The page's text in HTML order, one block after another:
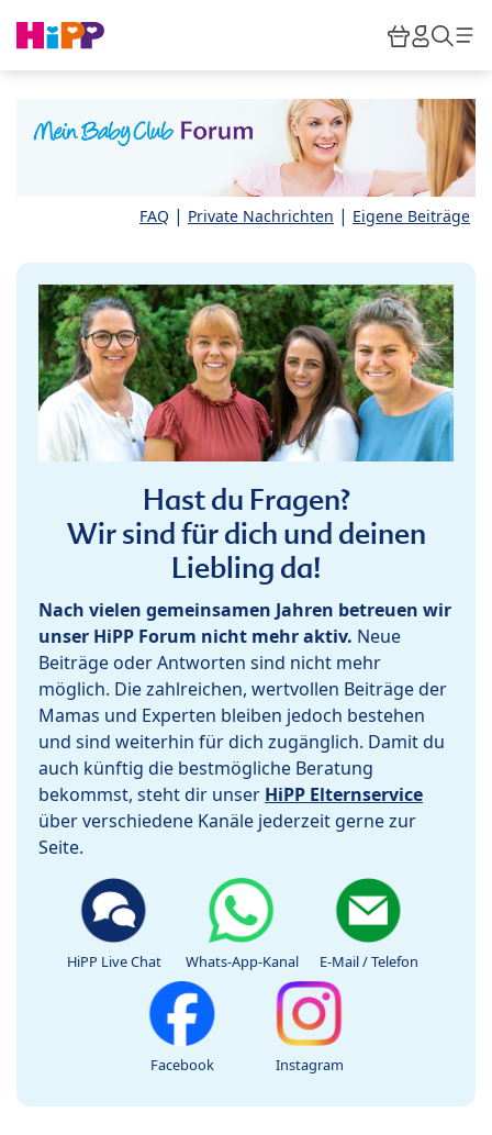
HiPP
FAQ | Private Nachrichten | Eigene Beiträge
Hast du Fragen?
Wir sind für dich und deinen
Liebling da!
Nach vielen gemeinsamen Jahren betreuen wir
unser HiPP Forum nicht mehr aktiv. Neue
Beiträge oder Antworten sind nicht mehr
möglich. Die zahlreichen, wertvollen Beiträge der
Mamas und Experten bleiben jedoch bestehen
und sind weiterhin für dich zugänglich. Damit du
auch künftig die bestmögliche Beratung
bekommst, steht dir unser HiPP Elternservice
über verschiedene Kanäle jederzeit gerne zur
Seite.
HiPP Live Chat Whats-App-Kanal E-Mail / Telefon
Facebook Instagram